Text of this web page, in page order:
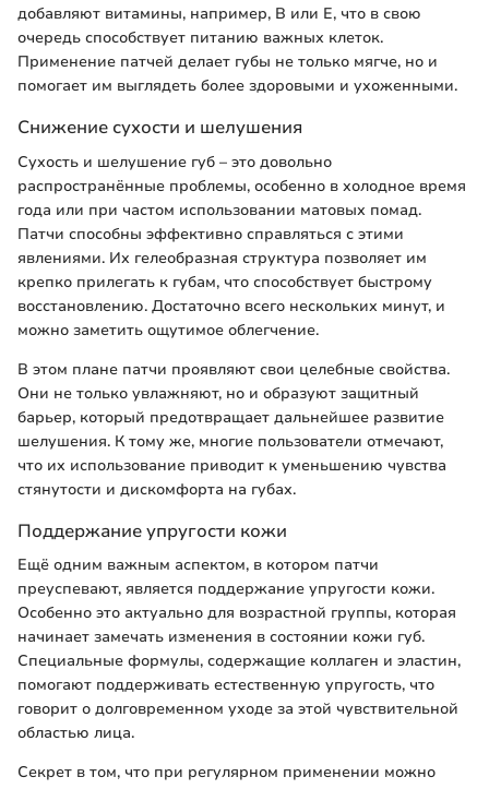
добавляют витамины, например, В или Е, что в свою
очередь способствует питанию важных клеток.
Применение патчей делает губы не только мягче, но и
помогает им выглядеть более здоровыми и ухоженными.
Снижение сухости и шелушения
Сухость и шелушение губ – это довольно
распространённые проблемы, особенно в холодное время
года или при частом использовании матовых помад.
Патчи способны эффективно справляться с этими
явлениями. Их гелеобразная структура позволяет им
крепко прилегать к губам, что способствует быстрому
восстановлению. Достаточно всего нескольких минут, и
можно заметить ощутимое облегчение.
В этом плане патчи проявляют свои целебные свойства.
Они не только увлажняют, но и образуют защитный
барьер, который предотвращает дальнейшее развитие
шелушения. К тому же, многие пользователи отмечают,
что их использование приводит к уменьшению чувства
стянутости и дискомфорта на губах.
Поддержание упругости кожи
Ещё одним важным аспектом, в котором патчи
преуспевают, является поддержание упругости кожи.
Особенно это актуально для возрастной группы, которая
начинает замечать изменения в состоянии кожи губ.
Специальные формулы, содержащие коллаген и эластин,
помогают поддерживать естественную упругость, что
говорит о долговременном уходе за этой чувствительной
областью лица.
Секрет в том, что при регулярном применении можно